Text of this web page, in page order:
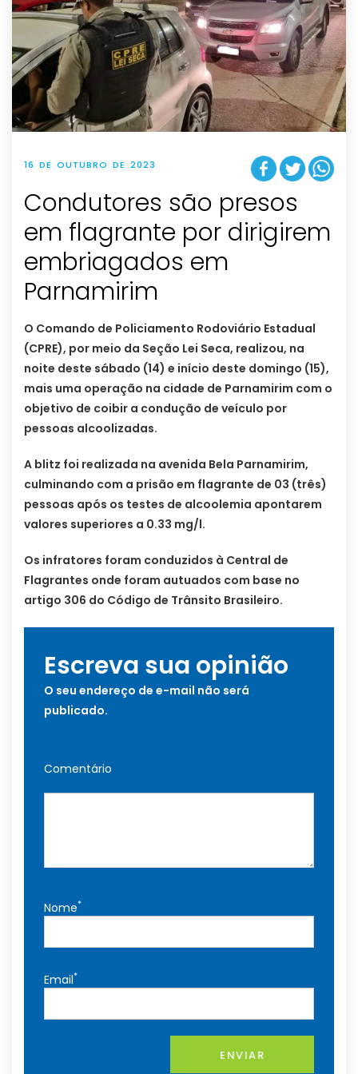
16 DE OUTUBRO DE 2023
Condutores são presos
em flagrante por dirigirem
embriagados em
Parnamirim
O Comando de Policiamento Rodoviário Estadual
(CPRE), por meio da Seção Lei Seca, realizou, na
noite deste sábado (14) e início deste domingo (15),
mais uma operação na cidade de Parnamirim com o
objetivo de coibir a condução de veículo por
pessoas alcoolizadas.
A blitz foi realizada na avenida Bela Parnamirim,
culminando com a prisão em flagrante de 03 (três)
pessoas após os testes de alcoolemia apontarem
valores superiores a 0.33 mg/l.
Os infratores foram conduzidos à Central de
Flagrantes onde foram autuados com base no
artigo 306 do Código de Trânsito Brasileiro.
Escreva sua opinião
O seu endereço de e-mail não será
publicado.
Comentário
Nome*
Email*
ENVIAR